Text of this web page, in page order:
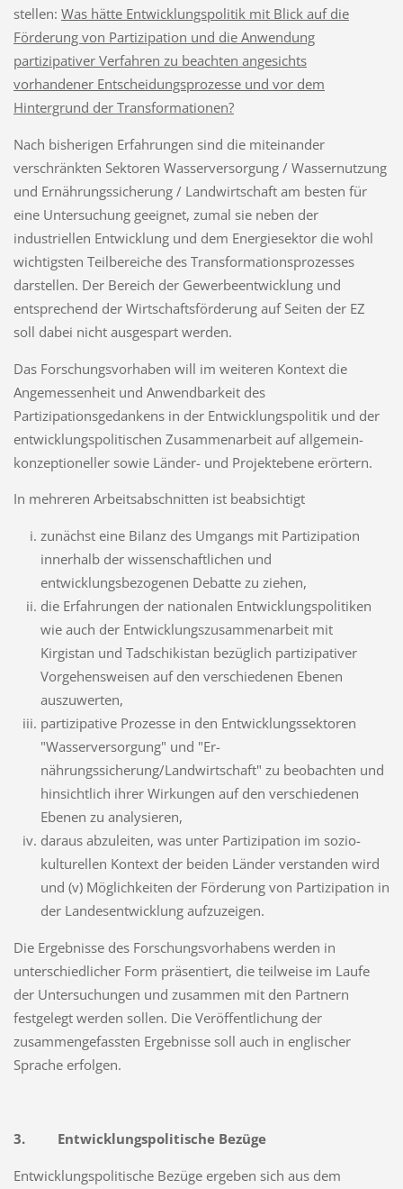
stellen: Was hätte Entwicklungspolitik mit Blick auf die
Förderung von Partizipation und die Anwendung
partizipativer Verfahren zu beachten angesichts
vorhandener Entscheidungsprozesse und vor dem
Hintergrund der Transforma­tionen?
Nach bisherigen Erfahrungen sind die miteinander
verschränkten Sektoren Wasserversor­gung / Wassernutzung
und Ernährungssicherung / Landwirtschaft am besten für
eine Unter­suchung geeignet, zumal sie neben der
industriellen Entwicklung und dem Energiesektor die wohl
wichtigsten Teilbereiche des Transformationsprozesses
darstellen. Der Bereich der Gewerbeentwicklung und
entsprechend der Wirtschaftsförderung auf Seiten der EZ
soll da­bei nicht ausgespart werden.
Das Forschungsvorhaben will im weiteren Kontext die
Angemessenheit und Anwendbarkeit des
Partizipationsgedankens in der Entwicklungspolitik und der
entwicklungspolitischen Zu­sammenarbeit auf allgemein-
konzeptioneller sowie Länder- und Projektebene erörtern.
In mehreren Arbeitsabschnitten ist beabsichtigt
zunächst eine Bilanz des Umgangs mit Partizipation
innerhalb der wissenschaftli­chen und
entwicklungsbezogenen Debatte zu ziehen,
die Erfahrungen der nationalen Entwicklungspolitiken
wie auch der Entwicklungszu­sammenarbeit mit
Kirgistan und Tadschikistan bezüglich partizi­pativer
Vorgehensweisen auf den verschiedenen Ebenen
auszuwerten,
partizipative Prozesse in den Entwicklungssektoren
"Wasserversorgung" und "Er­
nährungssicherung/Landwirtschaft" zu beobachten und
hinsichtlich ihrer Wirkun­gen auf den verschiedenen
Ebenen zu analysieren,
daraus abzuleiten, was unter Partizipation im sozio-
kulturellen Kontext der beiden Länder verstanden wird
und (v) Möglichkeiten der Förderung von Partizipation in
der Landesentwicklung aufzuzeigen.
Die Ergebnisse des Forschungsvorhabens werden in
unterschiedlicher Form präsentiert, die teilweise im Laufe
der Untersuchungen und zusammen mit den Partnern
festgelegt werden sollen. Die Veröffentlichung der
zusammengefassten Ergebnisse soll auch in englischer
Sprache erfolgen.
3. Entwicklungspolitische Bezüge
Entwicklungspolitische Bezüge ergeben sich aus dem